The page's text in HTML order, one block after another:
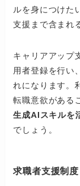
ルを身につけた
支援まで含まれ
キャリアアップ
用者登録を行い
れになります。
転職意欲がある
生成AIスキルを
でしょう。
求職者支援制